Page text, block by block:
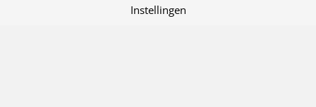
Instellingen